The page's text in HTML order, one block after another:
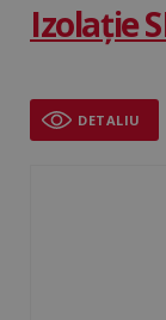
Izolație
DETALIU